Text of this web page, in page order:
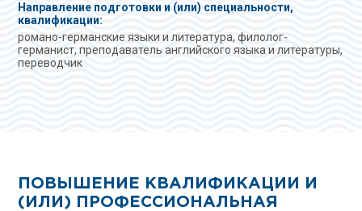
Направление подготовки и (или) специальности,
квалификации:
романо-германские языки и литература, филолог-
германист, преподаватель английского языка и литературы,
переводчик
ПОВЫШЕНИЕ КВАЛИФИКАЦИИ И
(ИЛИ) ПРОФЕССИОНАЛЬНАЯ